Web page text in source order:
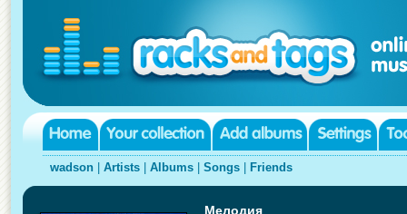
wadson Artists Albums Songs Friends
Мелодия